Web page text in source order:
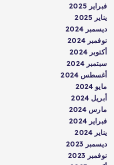
فبراير 2025
يناير 2025
ديسمبر 2024
نوفمبر 2024
أكتوبر 2024
سبتمبر 2024
أغسطس 2024
مايو 2024
أبريل 2024
مارس 2024
فبراير 2024
يناير 2024
ديسمبر 2023
نوفمبر 2023